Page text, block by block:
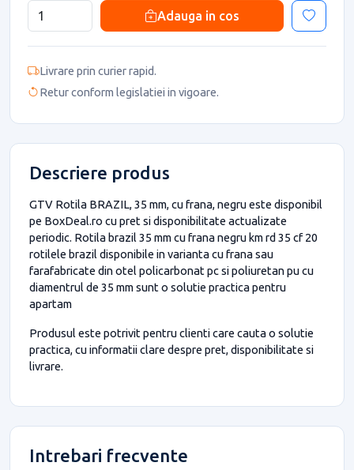
Adauga in cos
Livrare prin curier rapid.
Retur conform legislatiei in vigoare.
Descriere produs
GTV Rotila BRAZIL, 35 mm, cu frana, negru este disponibil
pe BoxDeal.ro cu pret si disponibilitate actualizate
periodic. Rotila brazil 35 mm cu frana negru km rd 35 cf 20
rotilele brazil disponibile in varianta cu frana sau
farafabricate din otel policarbonat pc si poliuretan pu cu
diamentrul de 35 mm sunt o solutie practica pentru
apartam
Produsul este potrivit pentru clienti care cauta o solutie
practica, cu informatii clare despre pret, disponibilitate si
livrare.
Intrebari frecvente